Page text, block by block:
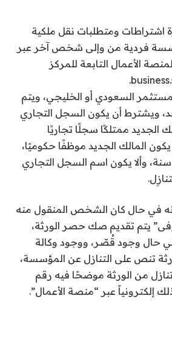
اشتراطات ومتطلبات نقل ملكية
فردية من وإلى شخص آخر عبر
الأعمال التابعة للمركز
السعودي أو الخليجي، ويتم
ويشترط أن يكون السجل التجاري
الجديد ممتلكًا سجلًا تجاريًا
المالك الجديد موظفًا حكوميًا،
وألا يقل عمره عن 18 سنة، وألا يكون اسم السجل التجاري
أنه في حال كان الشخص المنقول منه
يتم تقديم صك حصر الورثة،
حال وجود قُصّر، ووجود وكالة
تنص على التنازل عن المؤسسة،
من الورثة موضحًا فيه رقم
إلكترونياً عبر “منصة الأعمال”.